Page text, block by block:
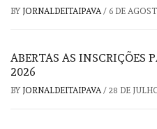
BY JORNALDEITAIPAVA / 6 DE
ABERTAS AS INSCRIÇÕES
2026
BY JORNALDEITAIPAVA / 28 DE